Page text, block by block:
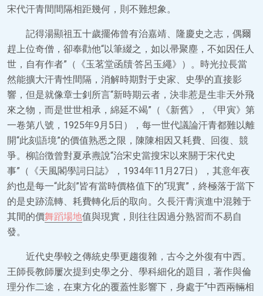
宋代汗青間間隔相距幾何，則不難想象。
記得湯顯祖五十歲擺佈曾有治嘉靖、隆慶史之志，偶爾
趕上位奇僧，卻奉勸他“以筆綴之，如以帚聚塵，不如因任人
世，自有作者”（《玉茗堂函牘·答呂玉繩》）。時光拉長當
然能擴大汗青性間隔，消解時期對于史家、史學的直接影
響，但是就像章士釗所言“新時期云者，決非惹是生非天外飛
來之物，而是世世相承，綿延不竭”（《新舊》，《甲寅》第
一卷第八號，1925年9月5日），每一世代議論汗青都難以離
開“此刻語境”的價值熟悉之限，陳陳相因又耗費、回復、競
爭。柳詒徴曾對夏承燾說“治宋史當搜宋以來關于宋代史
事”（《天風閣學詞日誌》，1934年11月27日），其意年夜
約也是每一“此刻”皆有當時價格值下的“現實”，終極落于當下
的是史跡流轉、耗費轉化后的取向。久長汗青演進中混雜于
其間的價舞蹈場地值與現實，則往往因過分熟習而不易自
發。
近代史學較之傳統史學更趨復雜，古今之外復有中西。
王師長教師屢次提到史學之分、學科細化的題目，著作與倫
理分作二途，在東方化的覆蓋性影響下，身處于“中西兩輛相